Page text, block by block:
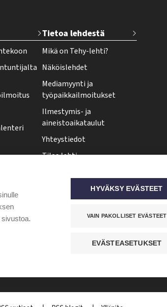
Tietoa lehdestä
Mikä on Tehy-lehti?
Näköislehdet
Mediamyynti ja
työpaikkailmoitukset
Ilmestymis- ja
aineistoaikataulut
Yhteystiedot
Tilaa lehti
Tehy-lehti somessaHYVÄKSY EVÄSTEET
VAIN PAKOLLISET EVÄSTEET
EVÄSTEASETUKSET